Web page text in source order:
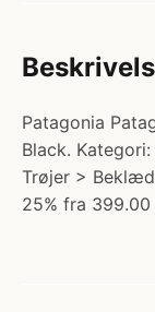
Patagonia
Black.
Trøjer >
25% fra 399.00